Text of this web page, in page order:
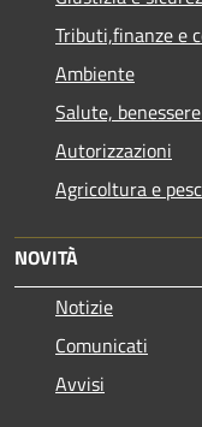
Tributi,finanze e
Ambiente
Salute,
Autorizzazioni
Agricoltura e
NOVITÀ
Notizie
Comunicati
Avvisi